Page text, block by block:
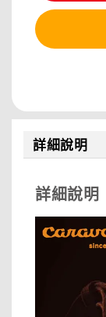
詳細說明
詳細說明